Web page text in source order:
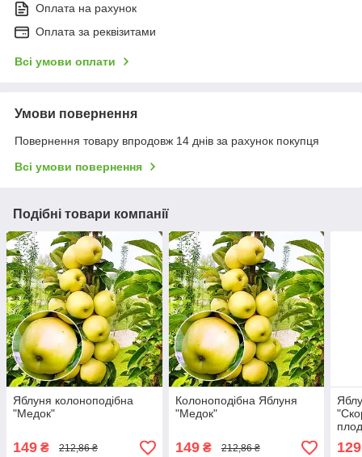
Оплата на рахунок
Оплата за реквізитами
Всі умови оплати
Умови повернення
Повернення товару впродовж 14 днів за рахунок покупця
Всі умови повернення
Подібні товари компанії
Яблуня колоноподібна
"Медок"
149 ₴ 212,86 ₴
Колоноподібна Яблуня
"Медок"
149₴ 212,86 ₴ 129